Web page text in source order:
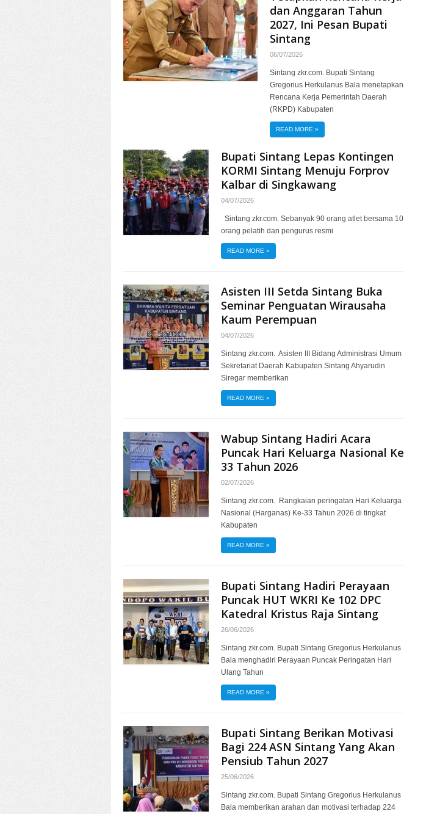
dan Anggaran Tahun
2027, Ini Pesan Bupati
Sintang
06/07/2026
Sintang zkr.com. Bupati Sintang
Gregorius Herkulanus Bala menetapkan
Rencana Kerja Pemerintah Daerah
(RKPD) Kabupaten
READ MORE »
Bupati Sintang Lepas Kontingen
KORMI Sintang Menuju Forprov
Kalbar di Singkawang
04/07/2026
Sintang zkr.com. Sebanyak 90 orang atlet bersama 10
orang pelatih dan pengurus resmi
READ MORE »
Asisten III Setda Sintang Buka
Seminar Penguatan Wirausaha
Kaum Perempuan
04/07/2026
Sintang zkr.com. Asisten III Bidang Administrasi Umum
Sekretariat Daerah Kabupaten Sintang Ahyarudin
Siregar memberikan
READ MORE »
Wabup Sintang Hadiri Acara
Puncak Hari Keluarga Nasional Ke
33 Tahun 2026
02/07/2026
Sintang zkr.com. Rangkaian peringatan Hari Keluarga
Nasional (Harganas) Ke-33 Tahun 2026 di tingkat
Kabupaten
READ MORE »
Bupati Sintang Hadiri Perayaan
Puncak HUT WKRI Ke 102 DPC
Katedral Kristus Raja Sintang
26/06/2026
Sintang zkr.com. Bupati Sintang Gregorius Herkulanus
Bala menghadiri Perayaan Puncak Peringatan Hari
Ulang Tahun
READ MORE »
Bupati Sintang Berikan Motivasi
Bagi 224 ASN Sintang Yang Akan
Pensiub Tahun 2027
25/06/2026
Sintang zkr.com. Bupati Sintang Gregorius Herkulanus
Bala memberikan arahan dan motivasi terhadap 224